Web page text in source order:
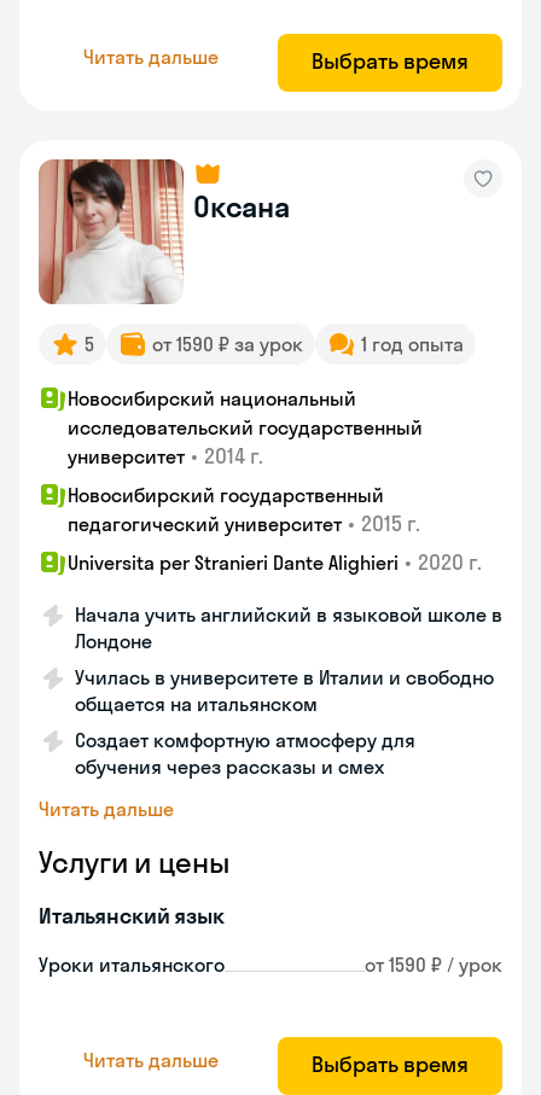
Читать дальше Выбрать время
Оксана
5 от 1590 ₽ за урок 1 год опыта
Новосибирский национальный
исследовательский государственный
университет • 2014 г.
Новосибирский государственный
педагогический университет • 2015 г.
Universita per Stranieri Dante Alighieri • 2020 г.
Начала учить английский в языковой школе в
Лондоне
Училась в университете в Италии и свободно
общается на итальянском
Создает комфортную атмосферу для
обучения через рассказы и смех
Читать дальше
Услуги и цены
Итальянский язык
Уроки итальянского от 1590 ₽ / урок
Читать дальше Выбрать время